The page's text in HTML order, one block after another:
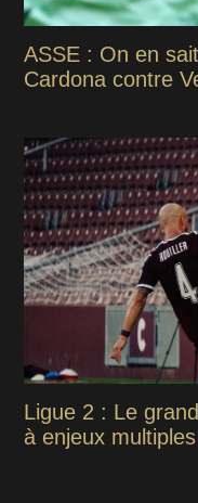
ASSE : On en
Cardona contre
Ligue 2 : Le
à enjeux multiples